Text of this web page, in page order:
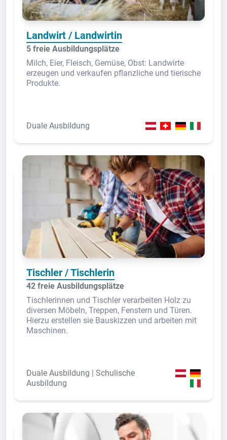
Landwirt / Landwirtin
5 freie Ausbildungsplätze
Milch, Eier, Fleisch, Gemüse, Obst: Landwirte
erzeugen und verkaufen pflanzliche und tierische
Produkte.
Duale Ausbildung
Tischler / Tischlerin
42 freie Ausbildungsplätze
Tischlerinnen und Tischler verarbeiten Holz zu
diversen Möbeln, Treppen, Fenstern und Türen.
Hierzu erstellen sie Bauskizzen und arbeiten mit
Maschinen.
Duale Ausbildung | Schulische
Ausbildung